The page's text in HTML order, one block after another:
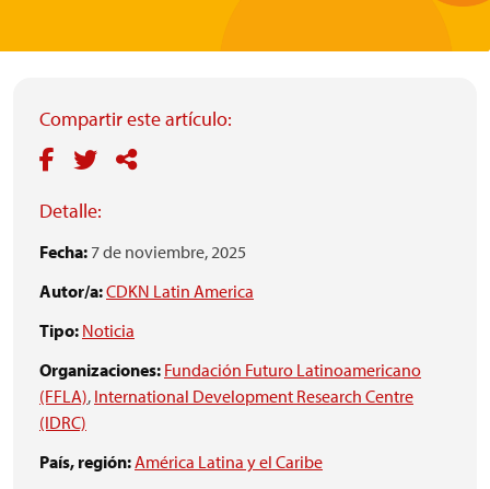
Compartir este artículo:
Detalle:
Fecha: 7 de noviembre, 2025
Autor/a:CDKN Latin America
Tipo: Noticia
Organizaciones: Fundación Futuro Latinoamericano
(FFLA), International Development Research Centre
(IDRC)
País, región:América Latina y el Caribe